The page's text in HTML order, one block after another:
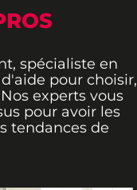
spécialiste en
pour choisir,
experts vous
pour avoir les
tendances de